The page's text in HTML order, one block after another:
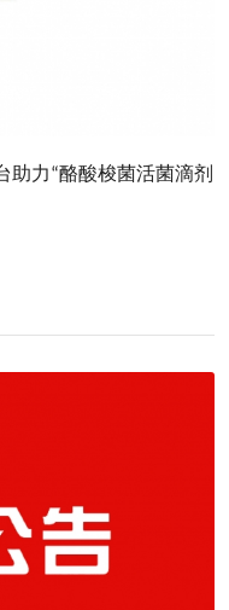
助力“酪酸梭菌活菌滴剂